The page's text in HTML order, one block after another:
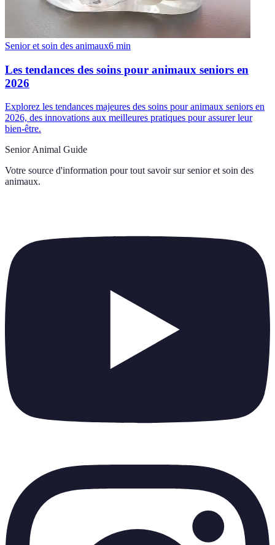
Senior et soin des animaux6 min
Les tendances des soins pour animaux seniors en
2026
Explorez les tendances majeures des soins pour animaux seniors en
2026, des innovations aux meilleures pratiques pour assurer leur
bien-être.
Senior Animal Guide
Votre source d'information pour tout savoir sur senior et soin des
animaux.